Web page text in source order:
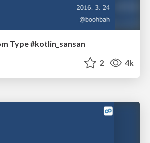
Type #kotlin_sansan
2 4k